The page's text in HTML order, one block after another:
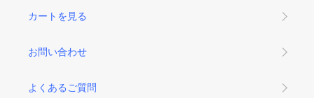
カートを見る
お問い合わせ
よくあるご質問